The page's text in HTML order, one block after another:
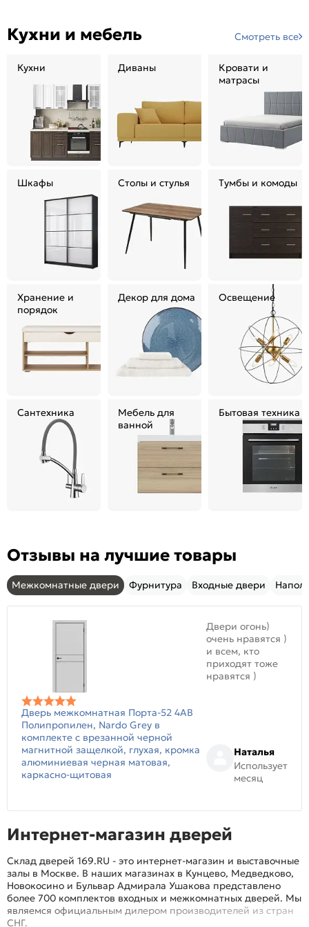
Кухни и мебель Смотреть все
Кухни Диваны
Кровати и
матрасы
Шкафы Столы и стулья Тумбы и комоды
Хранение и
порядок
Декор для дома Освещение
Сантехника
Мебель для
ванной
Бытовая техника
Отзывы на лучшие товары
Межкомнатные двери Фурнитура Входные двери
Дверь межкомнатная Порта-52 4AB
Полипропилен, Nardo Grey в
комплекте с врезанной черной
магнитной защелкой, глухая, кромка
алюминиевая черная матовая,
каркасно-щитовая
Двери огонь)
очень нравятся )
и всем, кто
приходят тоже
нравятся )
Наталья
Использует
месяц
Интернет-магазин дверей
Склад дверей 169.RU - это интернет-магазин и выставочные
залы в Москве. В наших магазинах в Кунцево, Медведково,
Новокосино и Бульвар Адмирала Ушакова представлено
более 700 комплектов входных и межкомнатных дверей. Мы
являемся официальным дилером производителей из стран
СНГ.